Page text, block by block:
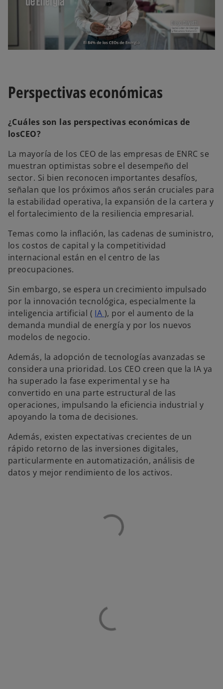
P
a
y
V
i
d
e
o
Perspectivas económicas
¿Cuáles son las perspectivas económicas de
losCEO?
La mayoría de los CEO de las empresas de ENRC se
muestran optimistas sobre el desempeño del
sector. Si bien reconocen importantes desafíos,
señalan que los próximos años serán cruciales para
la estabilidad operativa, la expansión de la cartera y
el fortalecimiento de la resiliencia empresarial.
Temas como la inflación, las cadenas de suministro,
los costos de capital y la competitividad
internacional están en el centro de las
preocupaciones.
Sin embargo, se espera un crecimiento impulsado
por la innovación tecnológica, especialmente la
inteligencia artificial ( IA ), por el aumento de la
demanda mundial de energía y por los nuevos
modelos de negocio.
Además, la adopción de tecnologías avanzadas se
considera una prioridad. Los CEO creen que la IA ya
ha superado la fase experimental y se ha
convertido en una parte estructural de las
operaciones, impulsando la eficiencia industrial y
apoyando la toma de decisiones.
Además, existen expectativas crecientes de un
rápido retorno de las inversiones digitales,
particularmente en automatización, análisis de
datos y mejor rendimiento de los activos.